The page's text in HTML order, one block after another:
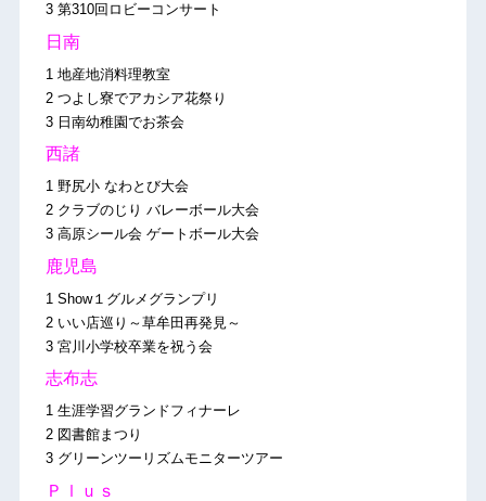
3 第310回ロビーコンサート
日南
1 地産地消料理教室
2 つよし寮でアカシア花祭り
3 日南幼稚園でお茶会
西諸
1 野尻小 なわとび大会
2 クラブのじり バレーボール大会
3 高原シール会 ゲートボール大会
鹿児島
1 Show１グルメグランプリ
2 いい店巡り～草牟田再発見～
3 宮川小学校卒業を祝う会
志布志
1 生涯学習グランドフィナーレ
2 図書館まつり
3 グリーンツーリズムモニターツアー
Ｐｌｕｓ